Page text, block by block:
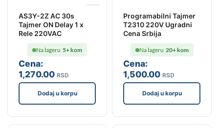
AS3Y-2Z AC 30s
Tajmer ON Delay 1 x
Rele 220VAC
Cena:
1,270.00 RSD
Na lageru 5+ kom
Dodaj u korpu
Programabilni Tajmer
T2310 220V Ugradni
Cena Srbija
Cena:
1,500.00 RSD
Na lageru 20+ kom
Dodaj u korpu